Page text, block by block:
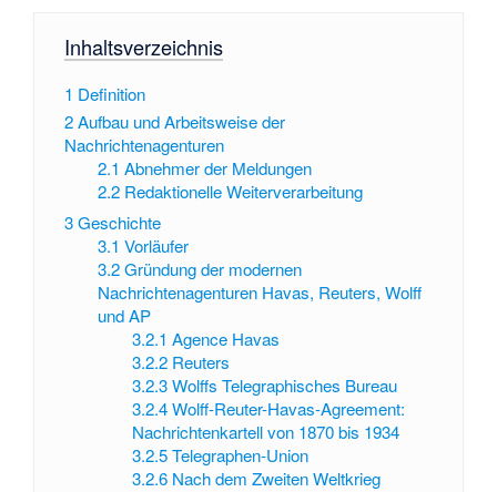
Inhaltsverzeichnis
1 Definition
2Aufbau und Arbeitsweise der
Nachrichtenagenturen
2.1 Abnehmer der Meldungen
2.2 Redaktionelle Weiterverarbeitung
3Geschichte
3.1 Vorläufer
3.2 Gründung der modernen
Nachrichtenagenturen Havas, Reuters, Wolff
und AP
3.2.1 Agence Havas
3.2.2 Reuters
3.2.3 Wolffs Telegraphisches Bureau
3.2.4 Wolff-Reuter-Havas-Agreement:
Nachrichtenkartell von 1870 bis 1934
3.2.5 Telegraphen-Union
3.2.6 Nach dem Zweiten Weltkrieg